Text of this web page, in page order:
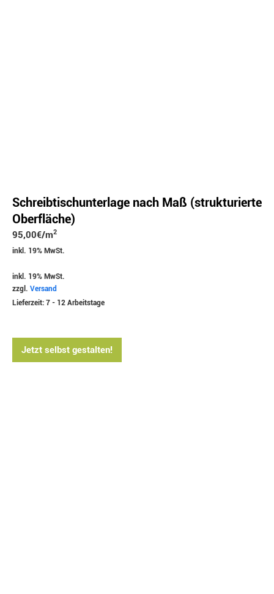
Schreibtischunterlage nach Maß (strukturierte
Oberfläche)
95,00€/m2
inkl. 19% MwSt.
inkl. 19% MwSt.
zzgl. Versand
Lieferzeit: 7 - 12 Arbeitstage
Jetzt selbst gestalten!